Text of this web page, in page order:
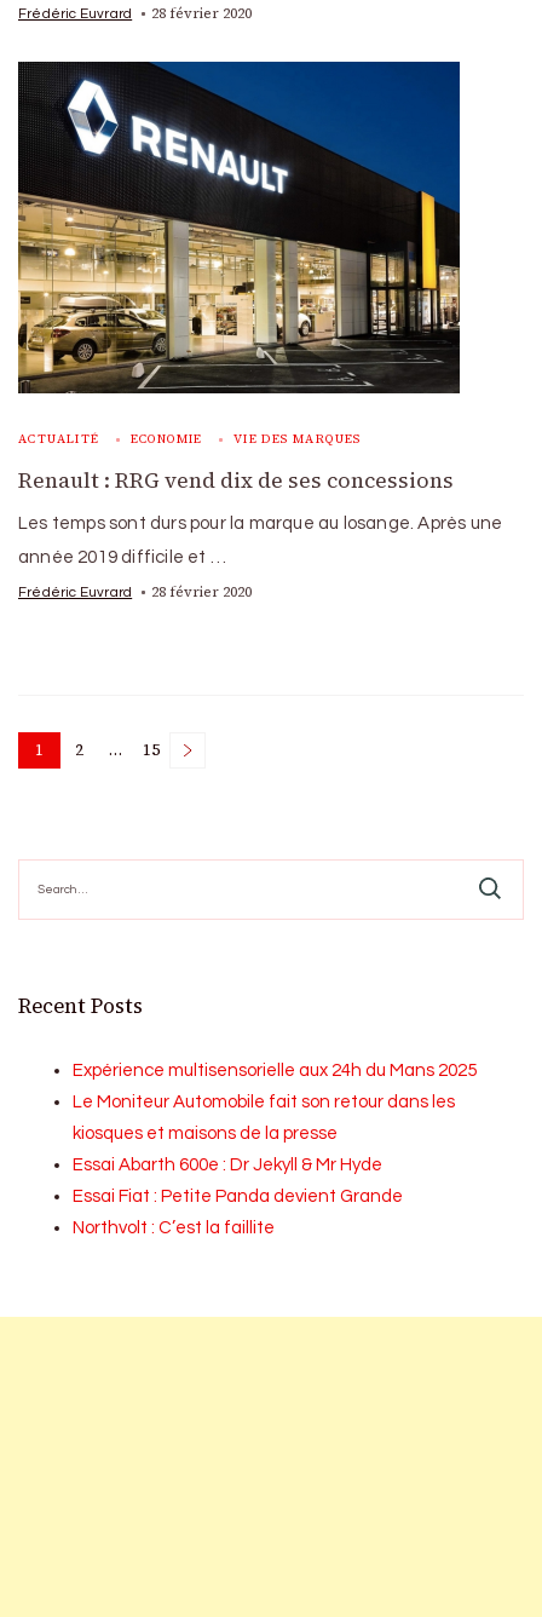
Frédéric Euvrard 28 février 2020
ACTUALITÉ ECONOMIE VIE DES MARQUES
Renault : RRG vend dix de ses concessions
Les temps sont durs pour la marque au losange. Après une
année 2019 difficile et …
Frédéric Euvrard 28 février 2020
Posts
Page
1 Page
2 … Page
15
for:
Recent Posts
Expérience multisensorielle aux 24h du Mans 2025
Le Moniteur Automobile fait son retour dans les
kiosques et maisons de la presse
Essai Abarth 600e : Dr Jekyll & Mr Hyde
Essai Fiat : Petite Panda devient Grande
Northvolt : C’est la faillite